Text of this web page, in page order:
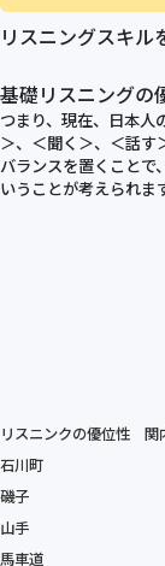
リスニングスキル
基礎リスニング
つまり、現在、日本人
＞、＜聞く＞、＜話す
バランスを置くことで
いうことが考えられま
リスニンクの優位性 関
石川町
磯子
山手
馬車道